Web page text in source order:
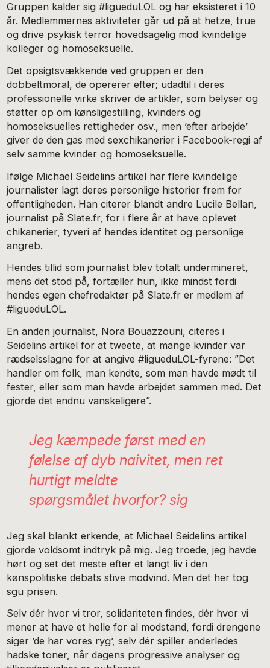
Gruppen kalder sig #ligueduLOL og har eksisteret i 10
år. Medlemmernes aktiviteter går ud på at hetze, true
og drive psykisk terror hovedsagelig mod kvindelige
kolleger og homoseksuelle.
Det opsigtsvækkende ved gruppen er den
dobbeltmoral, de opererer efter; udadtil i deres
professionelle virke skriver de artikler, som belyser og
støtter op om kønsligestilling, kvinders og
homoseksuelles rettigheder osv., men ’efter arbejde’
giver de den gas med sexchikanerier i Facebook-regi af
selv samme kvinder og homoseksuelle.
Ifølge Michael Seidelins artikel har flere kvindelige
journalister lagt deres personlige historier frem for
offentligheden. Han citerer blandt andre Lucile Bellan,
journalist på Slate.fr, for i flere år at have oplevet
chikanerier, tyveri af hendes identitet og personlige
angreb.
Hendes tillid som journalist blev totalt undermineret,
mens det stod på, fortæller hun, ikke mindst fordi
hendes egen chefredaktør på Slate.fr er medlem af
#ligueduLOL.
En anden journalist, Nora Bouazzouni, citeres i
Seidelins artikel for at tweete, at mange kvinder var
rædselsslagne for at angive #ligueduLOL-fyrene: ”Det
handler om folk, man kendte, som man havde mødt til
fester, eller som man havde arbejdet sammen med. Det
gjorde det endnu vanskeligere”.
Jeg kæmpede først med en
følelse af dyb naivitet, men ret
hurtigt meldte
spørgsmålet hvorfor?sig
Jeg skal blankt erkende, at Michael Seidelins artikel
gjorde voldsomt indtryk på mig. Jeg troede, jeg havde
hørt og set det meste efter et langt liv i den
kønspolitiske debats stive modvind. Men det her tog
sgu prisen.
Selv dér hvor vi tror, solidariteten findes, dér hvor vi
mener at have et helle for al modstand, fordi drengene
siger ’de har vores ryg’, selv dér spiller anderledes
hadske toner, når dagens progressive analyser og